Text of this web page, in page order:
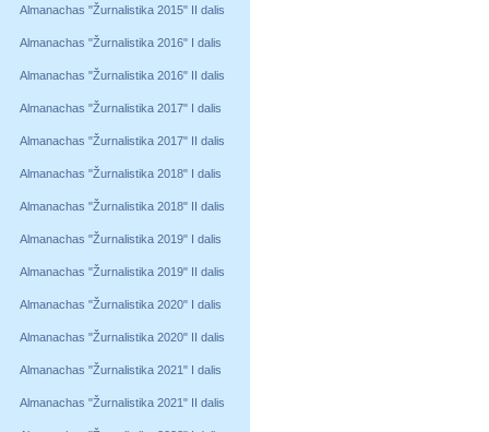
Almanachas "Žurnalistika 2015" II dalis
Almanachas "Žurnalistika 2016" I dalis
Almanachas "Žurnalistika 2016" II dalis
Almanachas "Žurnalistika 2017" I dalis
Almanachas "Žurnalistika 2017" II dalis
Almanachas "Žurnalistika 2018" I dalis
Almanachas "Žurnalistika 2018" II dalis
Almanachas "Žurnalistika 2019" I dalis
Almanachas "Žurnalistika 2019" II dalis
Almanachas "Žurnalistika 2020" I dalis
Almanachas "Žurnalistika 2020" II dalis
Almanachas "Žurnalistika 2021" I dalis
Almanachas "Žurnalistika 2021" II dalis